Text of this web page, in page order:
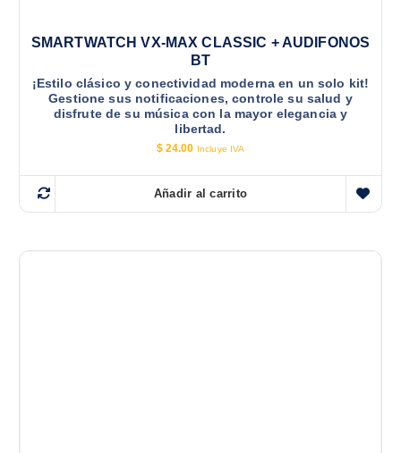
SMARTWATCH VX-MAX CLASSIC + AUDIFONOS
BT
¡Estilo clásico y conectividad moderna en un solo kit!
Gestione sus notificaciones, controle su salud y
disfrute de su música con la mayor elegancia y
libertad.
$24.00 Incluye IVA
Añadir al carrito